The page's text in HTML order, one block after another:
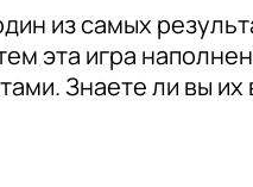
из самых
эта игра
Знаете ли вы